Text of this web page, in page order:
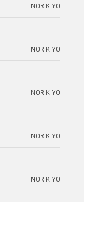
NORIKIYO
NORIKIYO
NORIKIYO
NORIKIYO
NORIKIYO